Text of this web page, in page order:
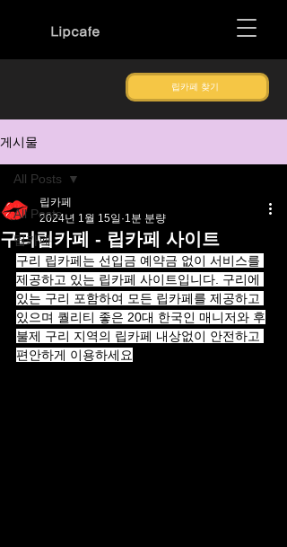
Lipcafe
립카페 찾기
게시물
All Posts
립카페
All Posts
구리립카페 - 립카페 사이트
립카페
2024년 1월 15일 1분 분량
구리 립카페는 선입금 예약금 없이 서비스를
제공하고 있는 립카페 사이트입니다. 구리에
있는 구리 포함하여 모든 립카페를 제공하고
있으며 퀄리티 좋은 20대 한국인 매니저와 후
불제 구리 지역의 립카페 내상없이 안전하고
편안하게 이용하세요